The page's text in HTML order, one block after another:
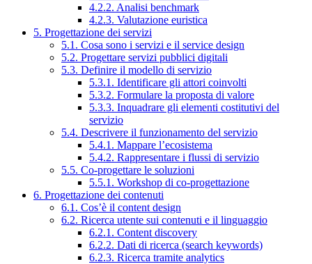
4.2.2. Analisi benchmark
4.2.3. Valutazione euristica
5. Progettazione dei servizi
5.1. Cosa sono i servizi e il service design
5.2. Progettare servizi pubblici digitali
5.3. Definire il modello di servizio
5.3.1. Identificare gli attori coinvolti
5.3.2. Formulare la proposta di valore
5.3.3. Inquadrare gli elementi costitutivi del
servizio
5.4. Descrivere il funzionamento del servizio
5.4.1. Mappare l’ecosistema
5.4.2. Rappresentare i flussi di servizio
5.5. Co-progettare le soluzioni
5.5.1. Workshop di co-progettazione
6. Progettazione dei contenuti
6.1. Cos’è il content design
6.2. Ricerca utente sui contenuti e il linguaggio
6.2.1. Content discovery
6.2.2. Dati di ricerca (search keywords)
6.2.3. Ricerca tramite analytics